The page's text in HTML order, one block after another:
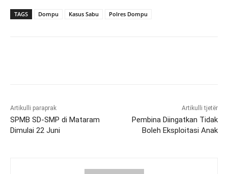
TAGS Dompu Kasus Sabu Polres Dompu
Artikulli paraprak
SPMB SD-SMP di Mataram
Dimulai 22 Juni
Artikulli tjetër
Pembina Diingatkan Tidak
Boleh Eksploitasi Anak